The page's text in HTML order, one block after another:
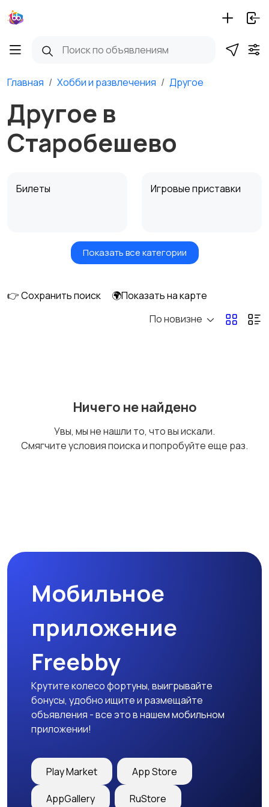
Главная Хобби и развлечения Другое
Другое в
Старобешево
Билеты Игровые приставки
Игры для приставок и
Книги и журналы
Материалы для
инструменты
Показать все категории
👉 Сохранить поиск
🌍Показать на карте
По новизне
Ничего не найдено
Увы, мы не нашли то, что вы искали.
Смягчите условия поиска и попробуйте еще раз.
Мобильное
приложение
Freebby
Крутите колесо фортуны, выигрывайте
бонусы, удобно ищите и размещайте
объявления - все это в нашем мобильном
приложении!
Play Market App Store
AppGallery RuStore